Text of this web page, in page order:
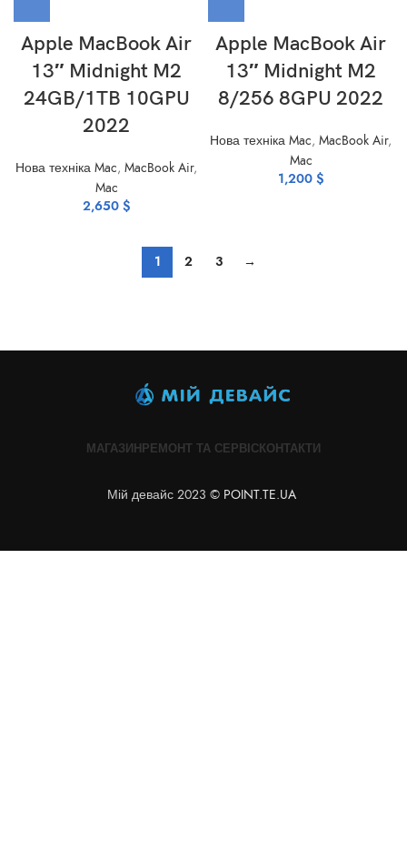
Apple MacBook Air
13″ Midnight M2
24GB/1TB 10GPU
2022
Нова техніка Mac, MacBook Air,
Mac
2,650 $
Apple MacBook Air
13″ Midnight M2
8/256 8GPU 2022
Нова техніка Mac, MacBook Air,
Mac
1,200 $
1 2 3 →
МАГАЗИНРЕМОНТ ТА СЕРВІСКОНТАКТИ
Мій девайс 2023 © POINT.TE.UA